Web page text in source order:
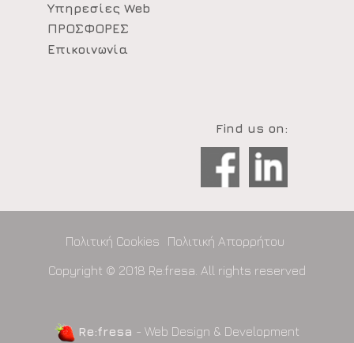
Υπηρεσίες Web
ΠΡΟΣΦΟΡΕΣ
Επικοινωνία
Find us on:
Πολιτική Cookies Πολιτική Απορρήτου
Copyright © 2018 Re:fresa. All rights reserved
Re:fresa - Web Design & Development